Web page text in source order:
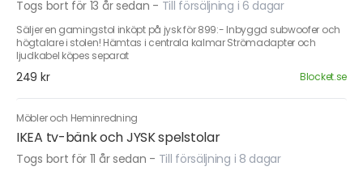
Togs bort för 13 år sedan - Till försäljning i 6 dagar
Säljer en gamingstol inköpt på jysk för 899:- Inbyggd subwoofer och
högtalare i stolen! Hämtas i centrala kalmar Strömadapter och
ljudkabel köpes separat
249 kr Blocket.se
Möbler och Heminredning
IKEA tv-bänk och JYSK spelstolar
Togs bort för 11 år sedan - Till försäljning i 8 dagar